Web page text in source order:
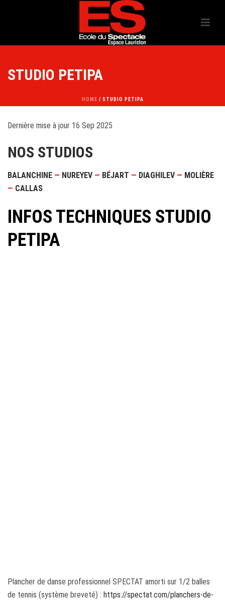
STUDIO PETIPA
HOME / STUDIO PETIPA
Dernière mise à jour 16 Sep 2025
NOS STUDIOS
BALANCHINE — NUREYEV — BÉJART — DIAGHILEV — MOLIÈRE
— CALLAS
INFOS TECHNIQUES STUDIO
PETIPA
Plancher de danse professionnel SPECTAT amorti sur 1/2 balles
de tennis (système breveté) : https://spectat.com/planchers-de-